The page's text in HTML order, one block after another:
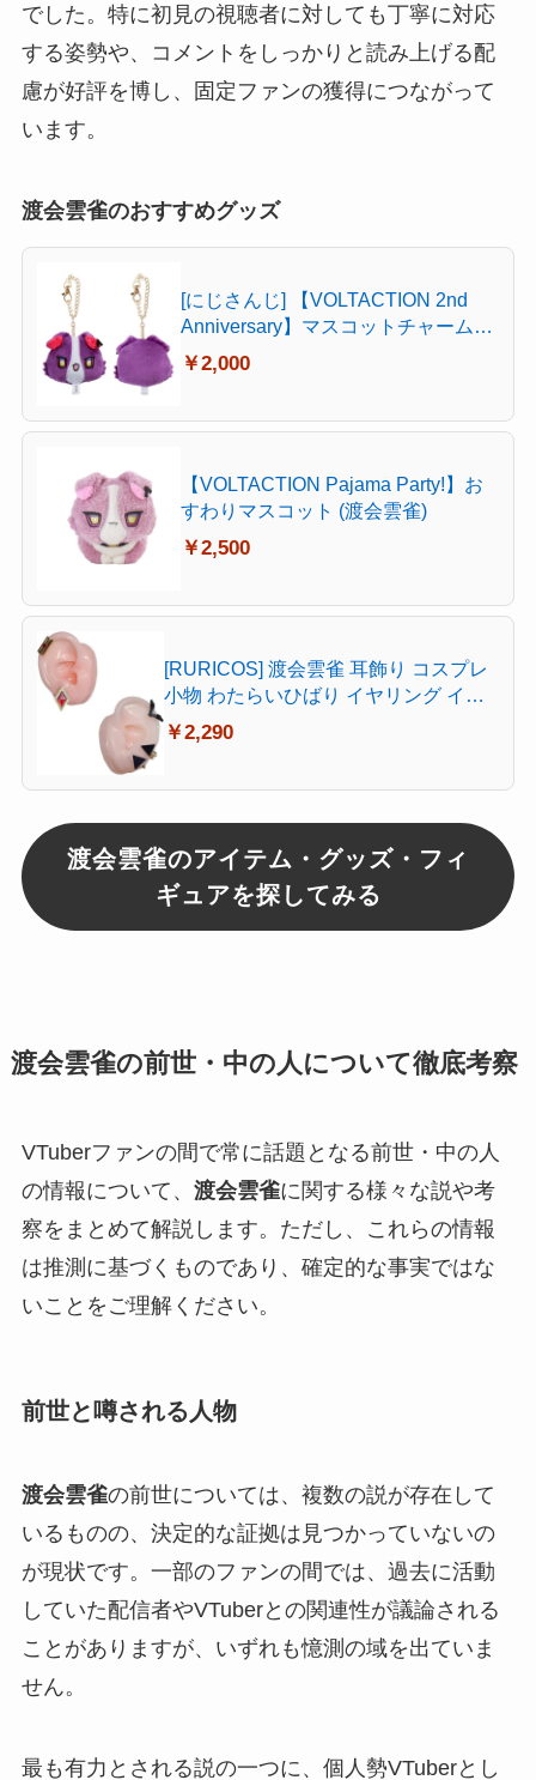
でした。特に初見の視聴者に対しても丁寧に対応
する姿勢や、コメントをしっかりと読み上げる配
慮が好評を博し、固定ファンの獲得につながって
います。
渡会雲雀のおすすめグッズ
[にじさんじ] 【VOLTACTION 2nd
Anniversary】マスコットチャーム
(渡会雲雀)
￥2,000
【VOLTACTION Pajama Party!】お
すわりマスコット (渡会雲雀)
￥2,500
[RURICOS] 渡会雲雀 耳飾り コスプレ
小物 わたらいひばり イヤリング イヤ
クリップ 撮影 キャラクター 風 アクセ
サリー 変装 仮装 イベント パーティ グ
￥2,290
渡会雲雀のアイテム・グッズ・フィ
ギュアを探してみる
渡会雲雀の前世・中の人について徹底考察
VTuberファンの間で常に話題となる前世・中の人
の情報について、 渡会雲雀に関する様々な説や考
察をまとめて解説します。ただし、これらの情報
は推測に基づくものであり、確定的な事実ではな
いことをご理解ください。
前世と噂される人物
渡会雲雀の前世については、複数の説が存在して
いるものの、決定的な証拠は見つかっていないの
が現状です。一部のファンの間では、過去に活動
していた配信者やVTuberとの関連性が議論される
ことがありますが、いずれも憶測の域を出ていま
せん。
最も有力とされる説の一つに、個人勢VTuberとし